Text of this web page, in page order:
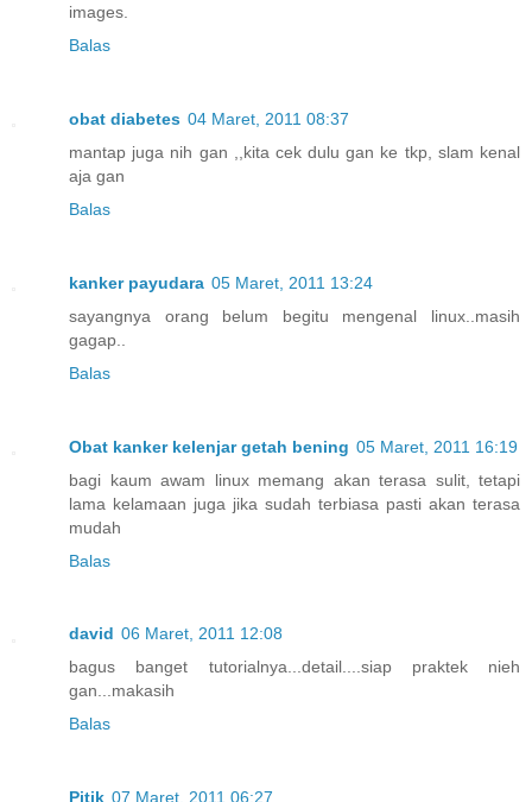
images.
Balas
obat diabetes 04 Maret, 2011 08:37
mantap juga nih gan ,,kita cek dulu gan ke tkp, slam kenal
aja gan
Balas
kanker payudara 05 Maret, 2011 13:24
sayangnya orang belum begitu mengenal linux..masih
gagap..
Balas
Obat kanker kelenjar getah bening 05 Maret, 2011 16:19
bagi kaum awam linux memang akan terasa sulit, tetapi
lama kelamaan juga jika sudah terbiasa pasti akan terasa
mudah
Balas
david 06 Maret, 2011 12:08
bagus banget tutorialnya...detail....siap praktek nieh
gan...makasih
Balas
Pitik 07 Maret, 2011 06:27